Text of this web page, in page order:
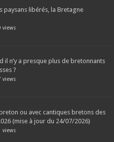
paysans libérés, la Bretagne
views
il n’y a presque plus de bretonnants
?
views
ou avec cantiques bretons des
(mise à jour du 24/07/2026)
views